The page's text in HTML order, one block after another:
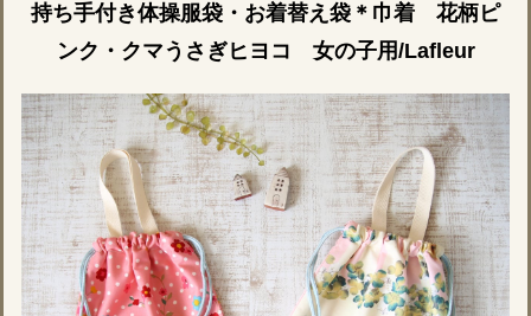
持ち手付き体操服袋・お着替え袋＊巾着 花柄ピ
ンク・クマうさぎヒヨコ 女の子用/Lafleur